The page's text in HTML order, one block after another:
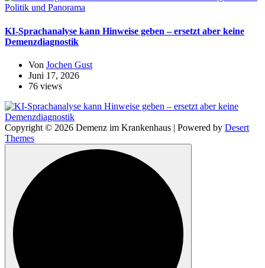
Politik und Panorama
KI-Sprachanalyse kann Hinweise geben – ersetzt aber keine
Demenzdiagnostik
Von Jochen Gust
Juni 17, 2026
76 views
Copyright © 2026 Demenz im Krankenhaus | Powered by Desert
Themes